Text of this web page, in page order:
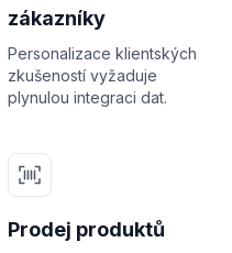
zákazníky
Personalizace klientských
zkušeností vyžaduje
plynulou integraci dat.
Prodej produktů